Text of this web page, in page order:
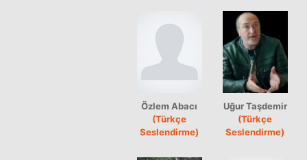
Özlem Abacı
(Türkçe
Seslendirme)
Uğur Taşdemir
(Türkçe
Seslendirme)